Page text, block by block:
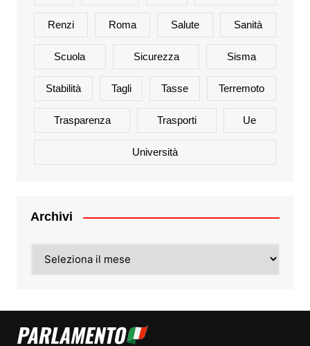
Renzi Roma Salute Sanità
Scuola Sicurezza Sisma
Stabilità Tagli Tasse Terremoto
Trasparenza Trasporti Ue
Università
Archivi